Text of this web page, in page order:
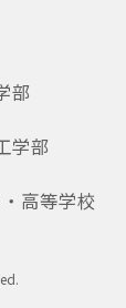
部
学部
高等学校